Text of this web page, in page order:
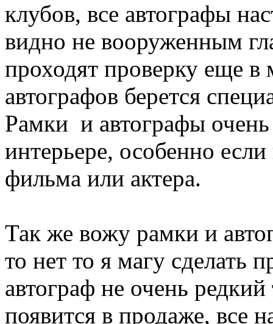
клубов, все автографы
видно не вооруженным
проходят проверку еще в
автографов берется
Рамки и автографы очень
интерьере, особенно
фильма или актера.
Так же вожу рамки и
то нет то я магу сделать
автограф не очень редкий
появится в продаже, все